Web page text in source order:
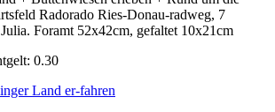
Radorado Ries-Donau-radweg, 7
Foramt 52x42cm, gefaltet 10x21cm
0.30